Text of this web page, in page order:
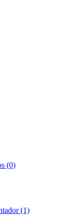
(0)
(1)